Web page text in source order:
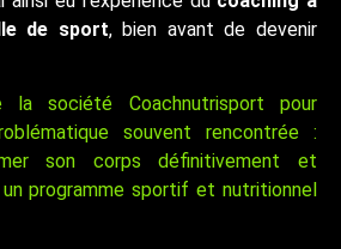
de sport, bien avant de devenir
la société Coachnutrisport pour
souvent rencontrée :
son corps définitivement et
programme sportif et nutritionnel